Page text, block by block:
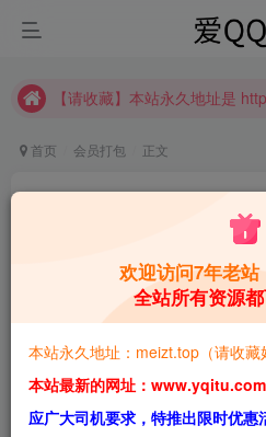
【请收藏】本站永久地址是
【请收藏】本站永久地址是
首页 会员打包 正文
青萌酱
26天前更新
本站预览图进行了压缩和水
印。
欢迎访问7年老站
全站所有资源都
本站永久地址：meizt.top（请收藏
本站最新的网址：www.yqitu.com
应广大司机要求，特推出限时优惠